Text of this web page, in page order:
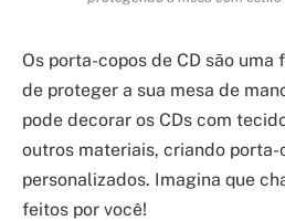
Os porta-copos de CD são
de proteger a sua mesa de
pode decorar os CDs com
outros materiais, criando porta-
personalizados. Imagina que
feitos por você!